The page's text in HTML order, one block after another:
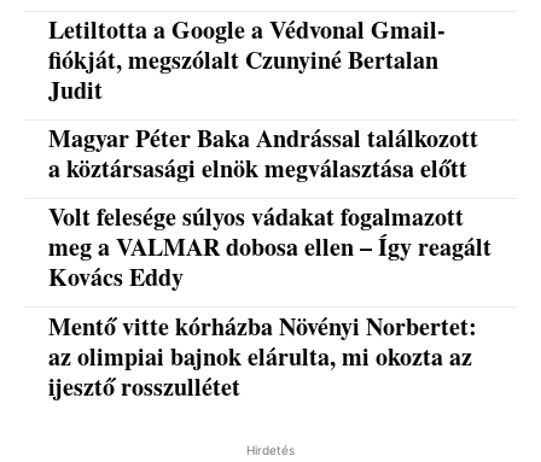
Letiltotta a Google a Védvonal Gmail-
fiókját, megszólalt Czunyiné Bertalan
Judit
Magyar Péter Baka Andrással találkozott
a köztársasági elnök megválasztása előtt
Volt felesége súlyos vádakat fogalmazott
meg a VALMAR dobosa ellen – Így reagált
Kovács Eddy
Mentő vitte kórházba Növényi Norbertet:
az olimpiai bajnok elárulta, mi okozta az
ijesztő rosszullétet
Hirdetés